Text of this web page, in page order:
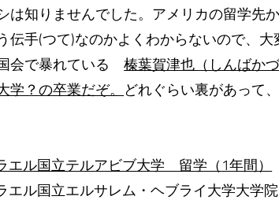
は知りませんでした。アメリカの留学先
伝手(つて)なのかよくわからないので、大
国会で暴れている榛葉賀津也（しんばか
学？の卒業だぞ。 どれぐらい裏があって
エル国立テルアビブ大学 留学（1年間）
エル国立エルサレム・ヘブライ大学大